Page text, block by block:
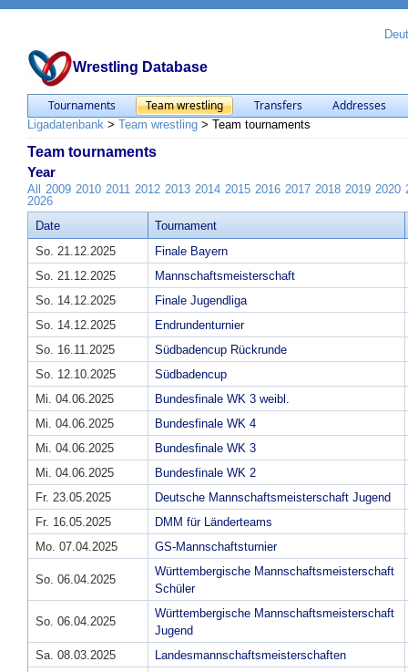
Wrestling Database
Tournaments Team wrestling Transfers Addresses
Ligadatenbank > Team wrestling > Team tournaments
Team tournaments
Year
All 2009 2010 2011 2012 2013 2014 2015 2016 2017 2018 2019 2020
2026
Date
Tournament
So. 21.12.2025
Finale Bayern
So. 21.12.2025
Mannschaftsmeisterschaft
So. 14.12.2025
Finale Jugendliga
So. 14.12.2025
Endrundenturnier
So. 16.11.2025
Südbadencup Rückrunde
So. 12.10.2025
Südbadencup
Mi. 04.06.2025
Bundesfinale WK 3 weibl.
Mi. 04.06.2025
Bundesfinale WK 4
Mi. 04.06.2025
Bundesfinale WK 3
Mi. 04.06.2025
Bundesfinale WK 2
Fr. 23.05.2025
Deutsche Mannschaftsmeisterschaft Jugend
Fr. 16.05.2025
DMM für Länderteams
Mo. 07.04.2025
GS-Mannschaftsturnier
So. 06.04.2025
Württembergische Mannschaftsmeisterschaft
Schüler
So. 06.04.2025
Württembergische Mannschaftsmeisterschaft
Jugend
Sa. 08.03.2025
Landesmannschaftsmeisterschaften